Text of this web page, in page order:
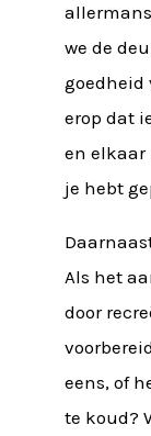
we de
goedheid
erop dat
en elkaar
je hebt
Als het
door
eens, of
te koud?